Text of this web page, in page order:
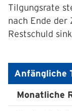
Tilgungsrate
nach Ende der
Restschuld
Anfängliche
Monatliche